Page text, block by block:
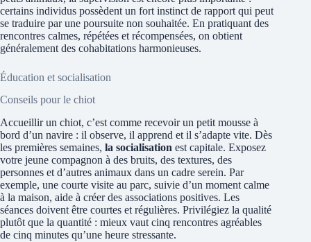
certains individus possèdent un fort instinct de rapport qui peut
se traduire par une poursuite non souhaitée. En pratiquant des
rencontres calmes, répétées et récompensées, on obtient
généralement des cohabitations harmonieuses.
Éducation et socialisation
Conseils pour le chiot
Accueillir un chiot, c’est comme recevoir un petit mousse à
bord d’un navire : il observe, il apprend et il s’adapte vite. Dès
les premières semaines, la socialisation est capitale. Exposez
votre jeune compagnon à des bruits, des textures, des
personnes et d’autres animaux dans un cadre serein. Par
exemple, une courte visite au parc, suivie d’un moment calme
à la maison, aide à créer des associations positives. Les
séances doivent être courtes et régulières. Privilégiez la qualité
plutôt que la quantité : mieux vaut cinq rencontres agréables
de cinq minutes qu’une heure stressante.